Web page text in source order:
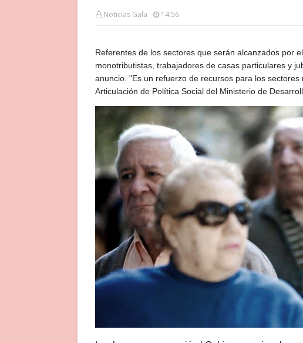
Noticias Gala 14:56
Referentes de los sectores que serán alcanzados por
monotributistas, trabajadores de casas particulares y
anuncio. "Es un refuerzo de recursos para los
Articulación de Política Social del Ministerio de